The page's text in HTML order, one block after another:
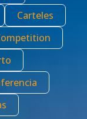
Carteles